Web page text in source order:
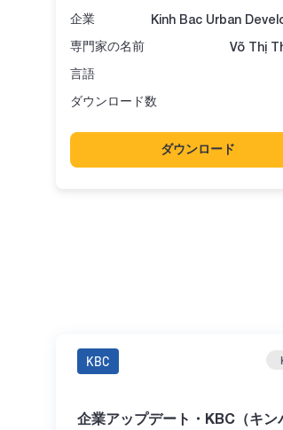
企業 Kinh Bac Urban
専門家の名前 Võ Thị
言語
ダウンロード数
ダウンロード
KBC
企業アップデート・KBC（キン